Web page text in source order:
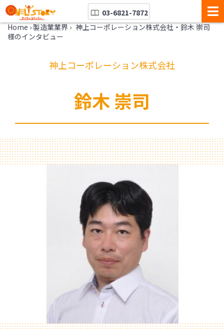
03-6821-7872
Home ›製造業業界 › 神上コーポレーション株式会社・鈴木 崇司
様のインタビュー
神上コーポレーション株式会社
鈴木 崇司